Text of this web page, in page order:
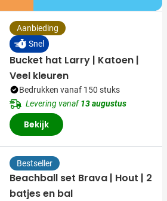
Aanbieding
Snel
Bucket hat Larry | Katoen |
Veel kleuren
Bedrukken vanaf 150 stuks
Levering vanaf13 augustus
Bekijk
Bestseller
Beachball set Brava | Hout | 2
batjes en bal